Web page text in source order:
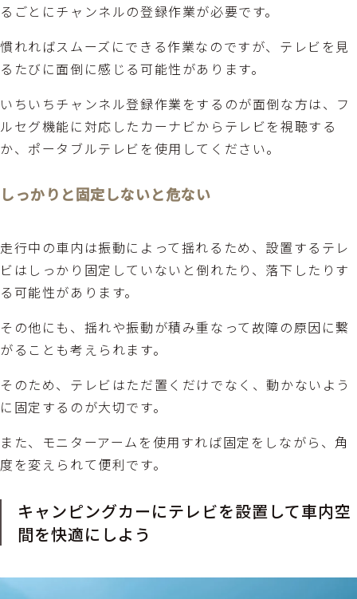
るごとにチャンネルの登録作業が必要です。
慣れればスムーズにできる作業なのですが、テレビを見
るたびに面倒に感じる可能性があります。
いちいちチャンネル登録作業をするのが面倒な方は、フ
ルセグ機能に対応したカーナビからテレビを視聴する
か、ポータブルテレビを使用してください。
しっかりと固定しないと危ない
走行中の車内は振動によって揺れるため、設置するテレ
ビはしっかり固定していないと倒れたり、落下したりす
る可能性があります。
その他にも、揺れや振動が積み重なって故障の原因に繋
がることも考えられます。
そのため、テレビはただ置くだけでなく、動かないよう
に固定するのが大切です。
また、モニターアームを使用すれば固定をしながら、角
度を変えられて便利です。
キャンピングカーにテレビを設置して車内空
間を快適にしよう